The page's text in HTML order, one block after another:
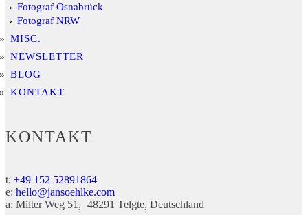
Fotograf Osnabrück
Fotograf NRW
MISC.
NEWSLETTER
BLOG
KONTAKT
KONTAKT
t: +49 152 52891864
e: hello@jansoehlke.com
a: Milter Weg 51 48291 Telgte Deutschland